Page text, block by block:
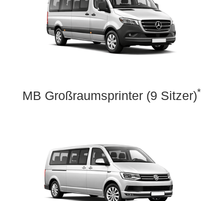
MB Großraumsprinter (9 Sitzer)*